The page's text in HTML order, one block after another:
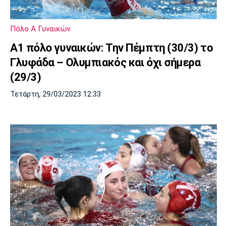
Πολιτισμός
Τραγούδια
Cine Spot
Running
Media
Παρασκήνιο
Πρόγραμμα TV
Πανσερραϊκός
Μάντσεστερ
Γιουνάιτεντ
Τσέλσι Άρσεναλ
Πόλο Α Γυναικών
Α1 πόλο γυναικών: Την Πέμπτη (30/3) το
Γλυφάδα – Ολυμπιακός και όχι σήμερα
(29/3)
Τετάρτη, 29/03/2023 12:33